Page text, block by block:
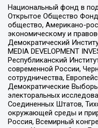
Национальный фонд в
Открытое Общество
общество, Американо-
экономическому и
Демократический
MEDIA DEVELOPMENT
Республиканский
современной России,
сотрудничества,
Демократические
электоральных
Соединенных Штатов,
окружающей среды и
Россия, Всемирный